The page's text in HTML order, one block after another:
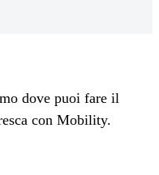
dove puoi fare il
con Mobility.